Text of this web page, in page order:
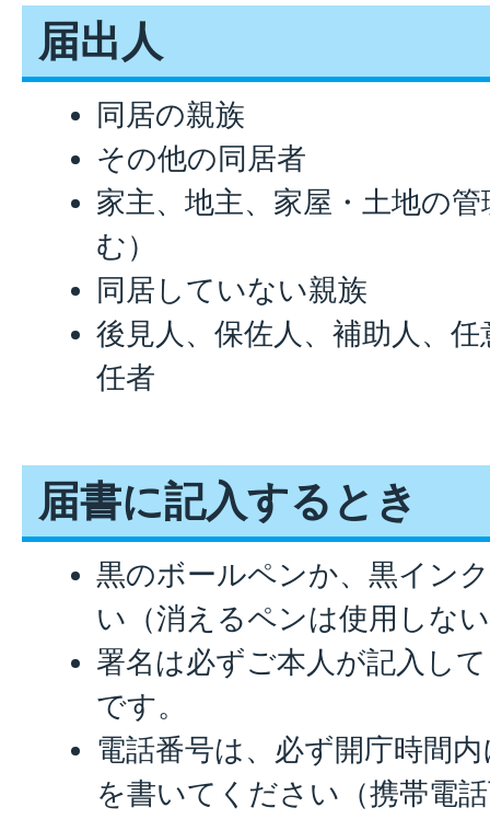
届出人
同居の親族
その他の同居者
家主、地主、家屋・土地の
む）
同居していない親族
後見人、保佐人、補助人、
任者
届書に記入するとき
黒のボールペンか、黒イン
い（消えるペンは使用しな
署名は必ずご本人が記入し
です。
電話番号は、必ず開庁時間
を書いてください（携帯電